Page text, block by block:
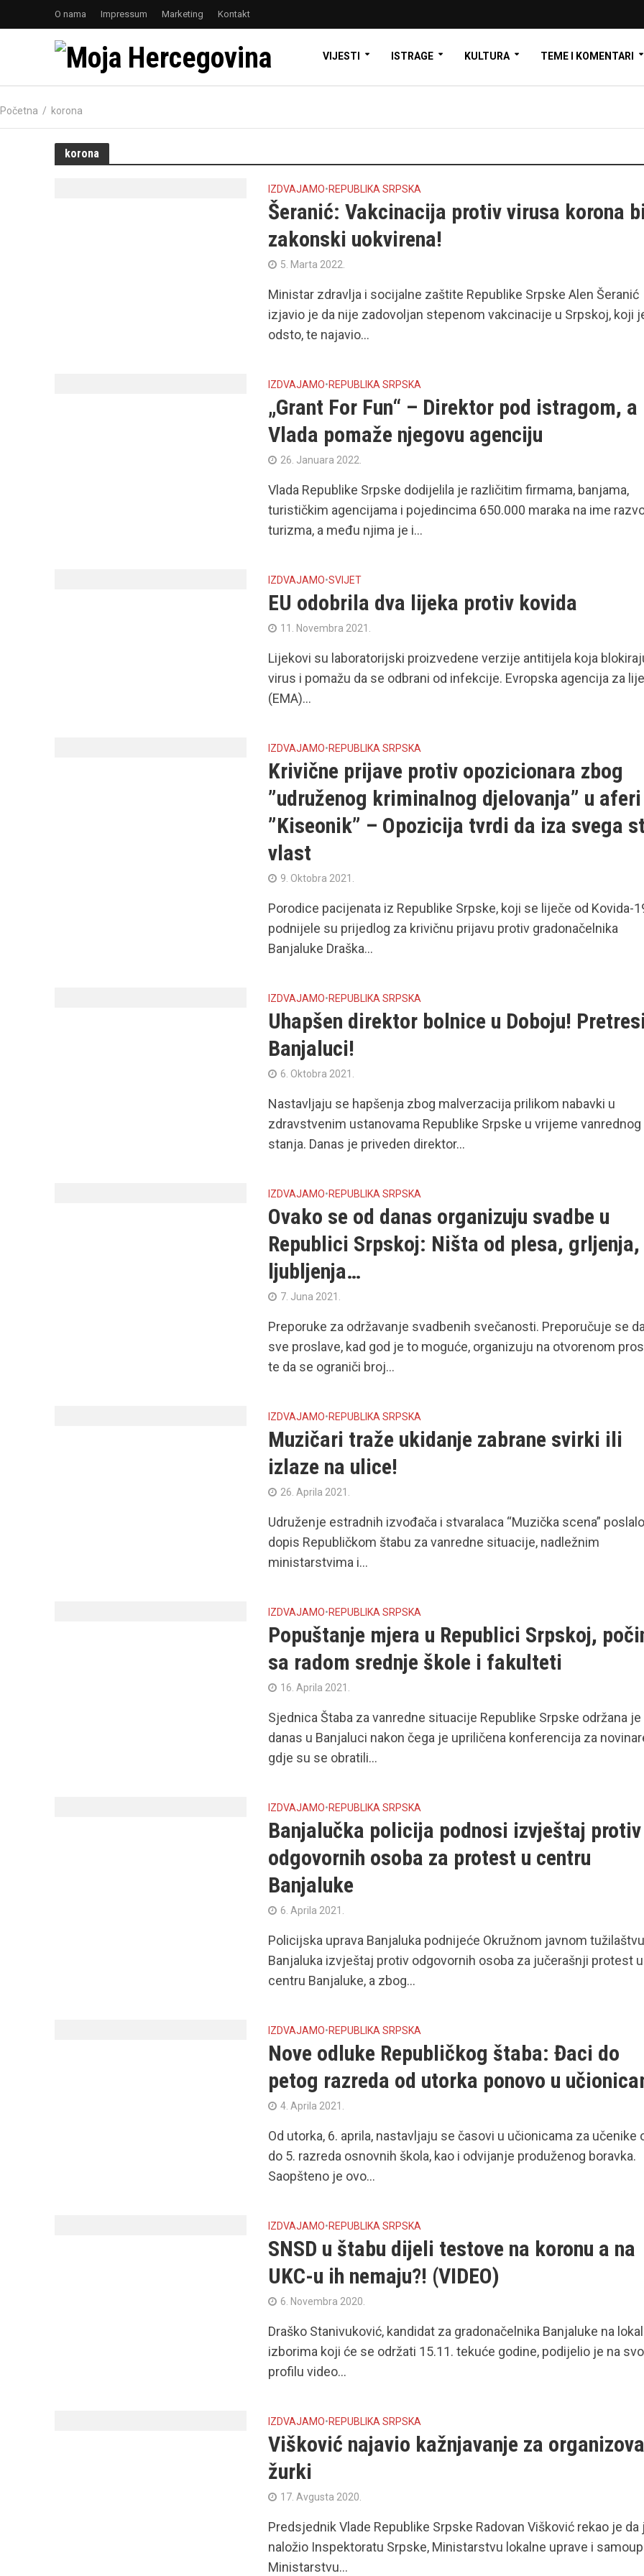
O nama Impressum Marketing Kontakt
VIJESTI ISTRAGE KULTURA TEME I KOMENTARI
Početna / korona
korona
IZDVAJAMO• REPUBLIKA SRPSKA
Šeranić: Vakcinacija protiv virusa korona
zakonski uokvirena!
5. Marta 2022.
Ministar zdravlja i socijalne zaštite Republike Srpske Alen Šeranić
izjavio je da nije zadovoljan stepenom vakcinacije u Srpskoj, koji
odsto, te najavio...
IZDVAJAMO• REPUBLIKA SRPSKA
„Grant For Fun“ – Direktor pod istragom, a
Vlada pomaže njegovu agenciju
26. Januara 2022.
Vlada Republike Srpske dodijelila je različitim firmama, banjama,
turističkim agencijama i pojedincima 650.000 maraka na ime
turizma, a među njima je i...
IZDVAJAMO•SVIJET
EU odobrila dva lijeka protiv kovida
11. Novembra 2021.
Lijekovi su laboratorijski proizvedene verzije antitijela koja
virus i pomažu da se odbrani od infekcije. Evropska agencija za
(EMA)...
IZDVAJAMO• REPUBLIKA SRPSKA
Krivične prijave protiv opozicionara zbog
”udruženog kriminalnog djelovanja” u aferi
”Kiseonik” – Opozicija tvrdi da iza svega
vlast
9. Oktobra 2021.
Porodice pacijenata iz Republike Srpske, koji se liječe od Kovida-
podnijele su prijedlog za krivičnu prijavu protiv gradonačelnika
Banjaluke Draška...
IZDVAJAMO• REPUBLIKA SRPSKA
Uhapšen direktor bolnice u Doboju!
Banjaluci!
6. Oktobra 2021.
Nastavljaju se hapšenja zbog malverzacija prilikom nabavki u
zdravstvenim ustanovama Republike Srpske u vrijeme vanrednog
stanja. Danas je priveden direktor...
IZDVAJAMO• REPUBLIKA SRPSKA
Ovako se od danas organizuju svadbe u
Republici Srpskoj: Ništa od plesa, grljenja,
ljubljenja…
7. Juna 2021.
Preporuke za održavanje svadbenih svečanosti. Preporučuje se
sve proslave, kad god je to moguće, organizuju na otvorenom
te da se ograniči broj...
IZDVAJAMO• REPUBLIKA SRPSKA
Muzičari traže ukidanje zabrane svirki ili
izlaze na ulice!
26. Aprila 2021.
Udruženje estradnih izvođača i stvaralaca “Muzička scena”
dopis Republičkom štabu za vanredne situacije, nadležnim
ministarstvima i...
IZDVAJAMO• REPUBLIKA SRPSKA
Popuštanje mjera u Republici Srpskoj,
sa radom srednje škole i fakulteti
16. Aprila 2021.
Sjednica Štaba za vanredne situacije Republike Srpske održana je
danas u Banjaluci nakon čega je upriličena konferencija za
gdje su se obratili...
IZDVAJAMO• REPUBLIKA SRPSKA
Banjalučka policija podnosi izvještaj protiv
odgovornih osoba za protest u centru
Banjaluke
6. Aprila 2021.
Policijska uprava Banjaluka podnijeće Okružnom javnom
Banjaluka izvještaj protiv odgovornih osoba za jučerašnji protest u
centru Banjaluke, a zbog...
IZDVAJAMO• REPUBLIKA SRPSKA
Nove odluke Republičkog štaba: Đaci do
petog razreda od utorka ponovo u
4. Aprila 2021.
Od utorka, 6. aprila, nastavljaju se časovi u učionicama za učenike
do 5. razreda osnovnih škola, kao i odvijanje produženog boravka.
Saopšteno je ovo...
IZDVAJAMO• REPUBLIKA SRPSKA
SNSD u štabu dijeli testove na koronu a na
UKC-u ih nemaju?! (VIDEO)
6. Novembra 2020.
Draško Stanivuković, kandidat za gradonačelnika Banjaluke na
izborima koji će se održati 15.11. tekuće godine, podijelio je na
profilu video...
IZDVAJAMO• REPUBLIKA SRPSKA
Višković najavio kažnjavanje za
žurki
17. Avgusta 2020.
Predsjednik Vlade Republike Srpske Radovan Višković rekao je da
naložio Inspektoratu Srpske, Ministarstvu lokalne uprave i
Ministarstvu...